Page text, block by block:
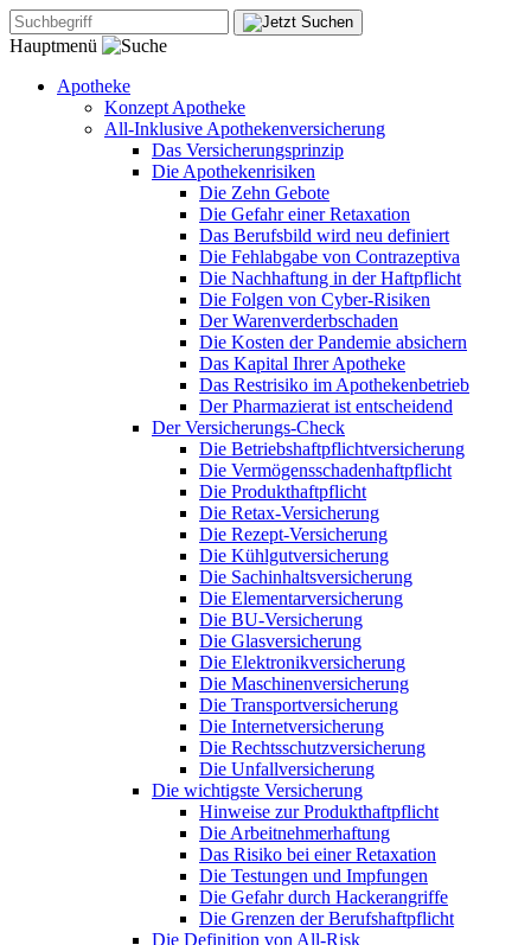
Hauptmenü
Apotheke
Konzept Apotheke
All-Inklusive Apothekenversicherung
Das Versicherungsprinzip
Die Apothekenrisiken
Die Zehn Gebote
Die Gefahr einer Retaxation
Das Berufsbild wird neu definiert
Die Fehlabgabe von Contrazeptiva
Die Nachhaftung in der Haftpflicht
Die Folgen von Cyber-Risiken
Der Warenverderbschaden
Die Kosten der Pandemie absichern
Das Kapital Ihrer Apotheke
Das Restrisiko im Apothekenbetrieb
Der Pharmazierat ist entscheidend
Der Versicherungs-Check
Die Betriebshaftpflichtversicherung
Die Vermögensschadenhaftpflicht
Die Produkthaftpflicht
Die Retax-Versicherung
Die Rezept-Versicherung
Die Kühlgutversicherung
Die Sachinhaltsversicherung
Die Elementarversicherung
Die BU-Versicherung
Die Glasversicherung
Die Elektronikversicherung
Die Maschinenversicherung
Die Transportversicherung
Die Internetversicherung
Die Rechtsschutzversicherung
Die Unfallversicherung
Die wichtigste Versicherung
Hinweise zur Produkthaftpflicht
Die Arbeitnehmerhaftung
Das Risiko bei einer Retaxation
Die Testungen und Impfungen
Die Gefahr durch Hackerangriffe
Die Grenzen der Berufshaftpflicht
Die Definition von All-Risk